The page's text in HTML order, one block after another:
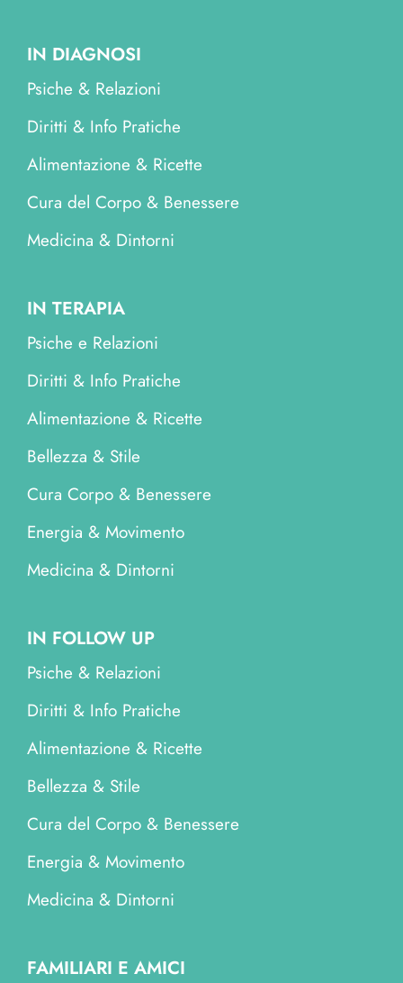
IN DIAGNOSI
Psiche & Relazioni
Diritti & Info Pratiche
Alimentazione & Ricette
Cura del Corpo & Benessere
Medicina & Dintorni
IN TERAPIA
Psiche e Relazioni
Diritti & Info Pratiche
Alimentazione & Ricette
Bellezza & Stile
Cura Corpo & Benessere
Energia & Movimento
Medicina & Dintorni
IN FOLLOW UP
Psiche & Relazioni
Diritti & Info Pratiche
Alimentazione & Ricette
Bellezza & Stile
Cura del Corpo & Benessere
Energia & Movimento
Medicina & Dintorni
FAMILIARI E AMICI